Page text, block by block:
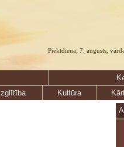
Piektdiena, 7. augusts,
Izglītība Kultūra